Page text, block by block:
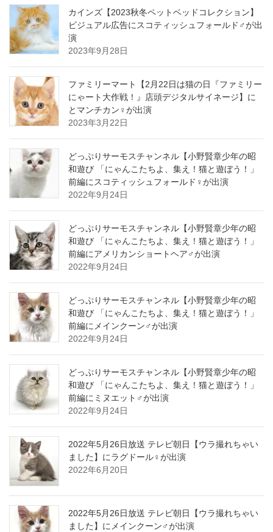
カインズ【2023秋冬ペットベッドコレクション】
ビジュアル広告にスコティッシュフォールド♂が出
演
2023年9月28日
ファミリーマート【2月22日は猫の日『ファミリー
にゃート大作戦！』店頭デジタルサイネージ】に
とマンチカン♀が出演
2023年3月22日
どっぷりサーモスチャンネル【小野賢章少年の昭
和遊び 「にゃんこたちよ、集え！猫と遊ぼう！」
前編にスコティッシュフォールド♀が出演
2022年9月24日
どっぷりサーモスチャンネル【小野賢章少年の昭
和遊び 「にゃんこたちよ、集え！猫と遊ぼう！」
前編にアメリカンショートヘア♂が出演
2022年9月24日
どっぷりサーモスチャンネル【小野賢章少年の昭
和遊び 「にゃんこたちよ、集え！猫と遊ぼう！」
前編にメインクーン♂が出演
2022年9月24日
どっぷりサーモスチャンネル【小野賢章少年の昭
和遊び 「にゃんこたちよ、集え！猫と遊ぼう！」
前編にミヌエット♂が出演
2022年9月24日
2022年5月26日放送 テレビ朝日【ウラ撮れちゃい
ました】にラグドール♀が出演
2022年6月20日
2022年5月26日放送 テレビ朝日【ウラ撮れちゃい
ました】にメインクーン♂が出演